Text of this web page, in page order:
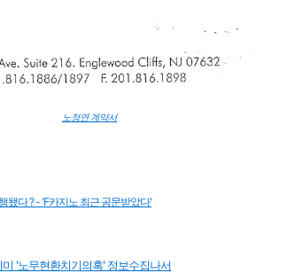
노정연 계약서
됐다 ? - 'F카지노 최근 공문받았다'
'노무현환치기의혹' 정보수집나서